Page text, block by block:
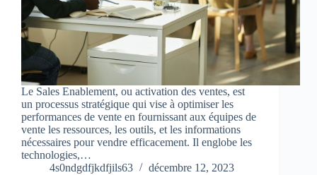
Le Sales Enablement, ou activation des ventes, est
un processus stratégique qui vise à optimiser les
performances de vente en fournissant aux équipes de
vente les ressources, les outils, et les informations
nécessaires pour vendre efficacement. Il englobe les
technologies,…
4s0ndgdfjkdfjils63
décembre 12, 2023